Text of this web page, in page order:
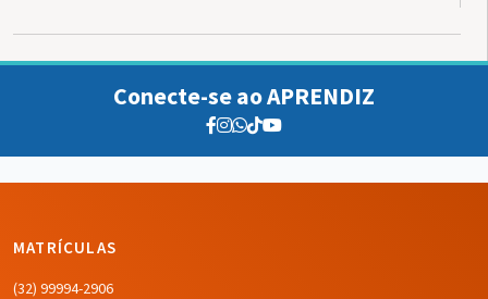
Conecte-se ao APRENDIZ
MATRÍCULAS
(32) 99994-2906